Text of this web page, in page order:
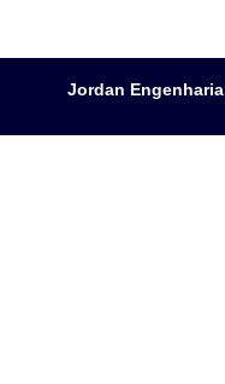
Jordan Engenharia